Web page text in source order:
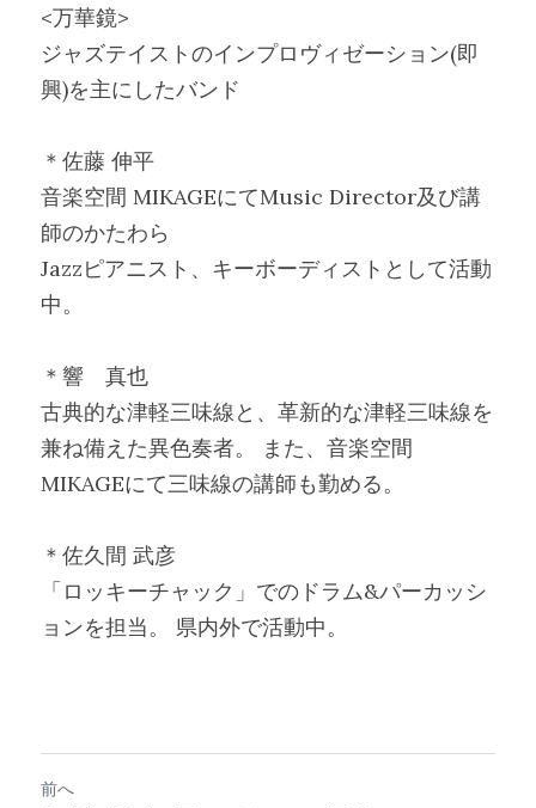
<万華鏡>
ジャズテイストのインプロヴィゼーション(即
興)を主にしたバンド
＊佐藤 伸平
音楽空間 MIKAGEにてMusic Director及び講
師のかたわら
Jazzピアニスト、キーボーディストとして活動
中。
＊響　真也
古典的な津軽三味線と、革新的な津軽三味線を
兼ね備えた異色奏者。 また、音楽空間
MIKAGEにて三味線の講師も勤める。
＊佐久間 武彦
「ロッキーチャック」でのドラム&パーカッシ
ョンを担当。 県内外で活動中。
前へ